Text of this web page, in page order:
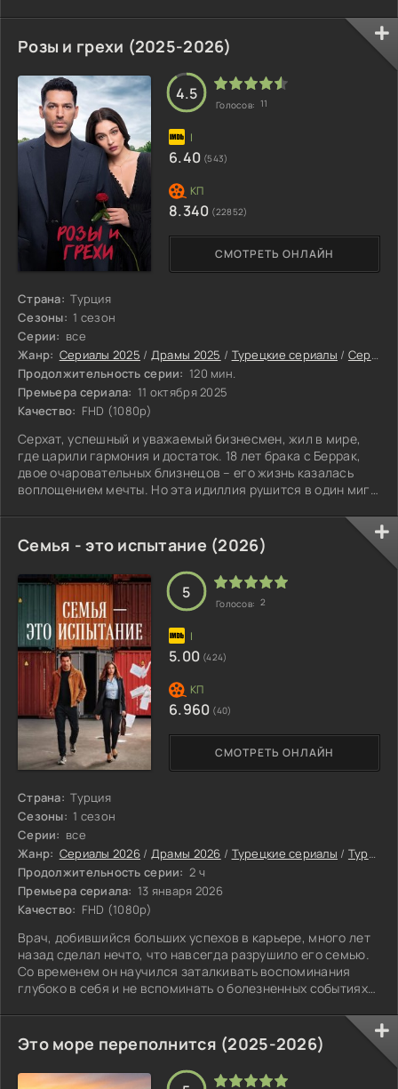
космополитичном Стамбуле.
Розы и грехи (2025-2026)
Страна: Турция
Сезоны: 1 сезон
Серии: все
Жанр: Сериалы 2025 / Драмы 2025 / Турецкие сериалы / Сериалы с высоким рейтингом
Продолжительность серии: 120 мин.
Премьера сериала: 11 октября 2025
Качество: FHD (1080p)
Серхат, успешный и уважаемый бизнесмен, жил в мире,
где царили гармония и достаток. 18 лет брака с Беррак,
двое очаровательных близнецов – его жизнь казалась
воплощением мечты. Но эта идиллия рушится в один миг,
двойной жизнью. Беррак не только изменяла ему, но и
скрывала рождение дочери от другого мужчины, играя
роль любящей жены и матери. Ошеломленный, Серхат
обнаруживает, что его семья – карточный домик, готовый
рассыпаться от малейшего
СМОТРЕТЬ ОНЛАЙН
4.5
Голосов: 11
6.40 (543)
8.340 (22852)
Семья - это испытание (2026)
Страна: Турция
Сезоны: 1 сезон
Серии: все
Жанр: Сериалы 2026 / Драмы 2026 / Турецкие сериалы / Турецкие сериалы в русской озвучке AlisaDirilis
Продолжительность серии: 2 ч
Премьера сериала: 13 января 2026
Качество: FHD (1080p)
Врач, добившийся больших успехов в карьере, много лет
назад сделал нечто, что навсегда разрушило его семью.
Со временем он научился заталкивать воспоминания
глубоко в себя и не вспоминать о болезненных событиях
СМОТРЕТЬ ОНЛАЙН
5
Голосов: 2
5.00 (424)
6.960 (40)
Это море переполнится (2025-2026)